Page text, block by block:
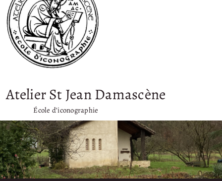
Atelier St Jean Damascène
École d’iconographie